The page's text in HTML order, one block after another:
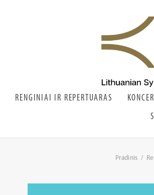
RENGINIAI IR REPERTUARAS
Pradinis